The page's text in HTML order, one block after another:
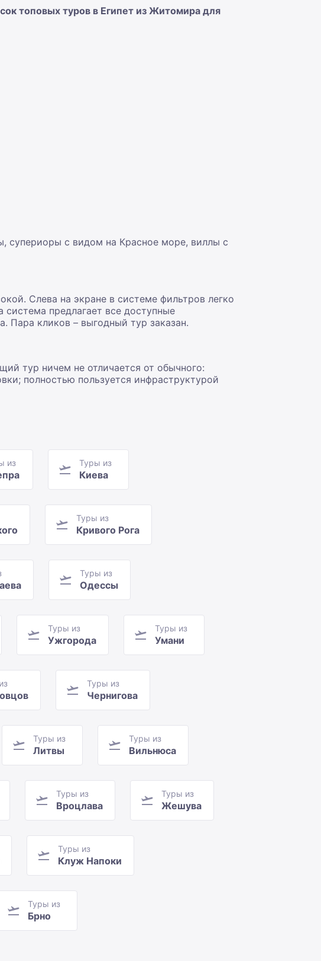
топовых туров в Египет из Житомира для
супериоры с видом на Красное море, виллы с
Слева на экране в системе фильтров легко
предлагает все доступные
Пара кликов – выгодный тур заказан.
тур ничем не отличается от обычного:
полностью пользуется инфраструктурой
из Туры из
Киева
Туры из
Кривого Рога
Туры из
Одессы
Туры из
Ужгорода
Туры из
Умани
Туры из
Чернигова
Туры из
Литвы
Туры из
Вильнюса
Туры из
Вроцлава
Туры из
Жешува
Туры из
Клуж Напоки
Туры из
Брно